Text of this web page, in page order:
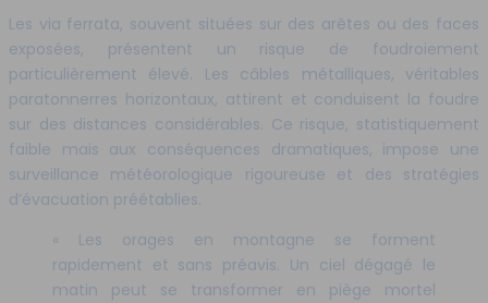
Les via ferrata, souvent situées sur des arêtes ou des faces
exposées, présentent un risque de foudroiement
particulièrement élevé. Les câbles métalliques, véritables
paratonnerres horizontaux, attirent et conduisent la foudre
sur des distances considérables. Ce risque, statistiquement
faible mais aux conséquences dramatiques, impose une
surveillance météorologique rigoureuse et des stratégies
d’évacuation préétablies.
« Les orages en montagne se forment
rapidement et sans préavis. Un ciel dégagé le
matin peut se transformer en piège mortel